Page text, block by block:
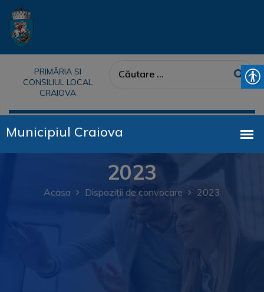
PRIMĂRIA SI
CONSILIUL LOCAL
CRAIOVA
2023
Acasa Dispoziții de convocare 2023